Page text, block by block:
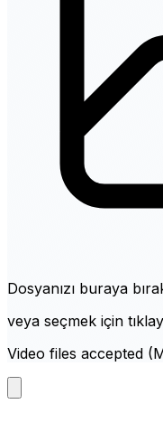
Dosyanızı buraya
veya seçmek için
Video files accepted